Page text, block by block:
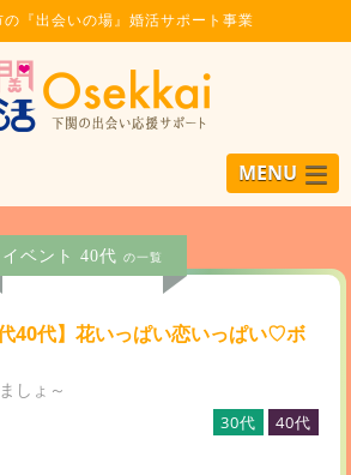
の『出会いの場』婚活サポート事業
MENU
イベント 40代 の一覧
40代】花いっぱい恋いっぱい♡ボ
しょ～
30代 40代